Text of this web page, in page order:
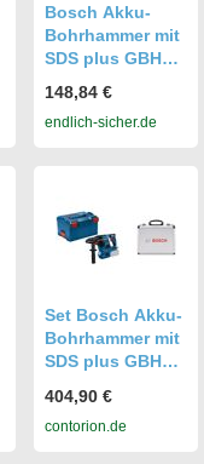
Bosch Akku-
Bohrhammer mit
SDS plus GBH
BOXX 136
0611927003
148,84 €
endlich-sicher.de
Set Bosch Akku-
Bohrhammer mit
SDS plus GBH
BOXX 238 + 11-
tlg SDS plus-1
404,90 €
contorion.de